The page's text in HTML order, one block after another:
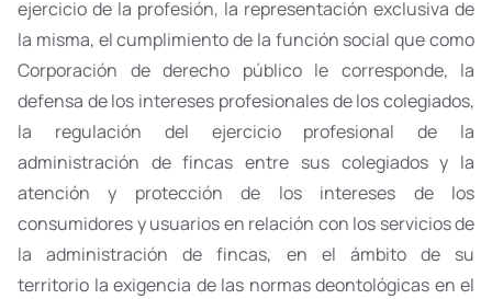
ejercicio de la profesión, la representación exclusiva de
la misma, el cumplimiento de la función social que como
Corporación de derecho público le corresponde, la
defensa de los intereses profesionales de los colegiados,
la regulación del ejercicio profesional de la
administración de fincas entre sus colegiados y la
atención y protección de los intereses de los
consumidores y usuarios en relación con los servicios de
la administración de fincas, en el ámbito de su
territorio la exigencia de las normas deontológicas en el